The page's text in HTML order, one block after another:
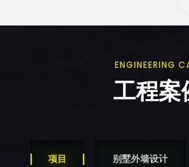
ENGINEERING
工程案
项目 别墅外墙设计